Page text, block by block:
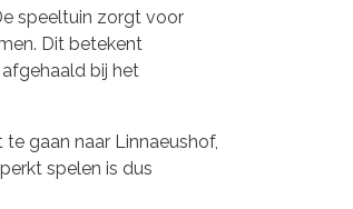
speeltuin zorgt voor
Dit betekent
bij het
gaan naar Linnaeushof,
spelen is dus